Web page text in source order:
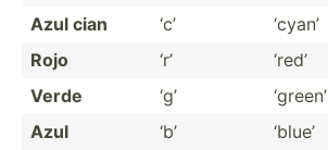
Azul cian ‘c’ ‘cyan’
Rojo
‘r’ ‘red’
Verde
‘g’ ‘green’
Azul
‘b’ ‘blue’